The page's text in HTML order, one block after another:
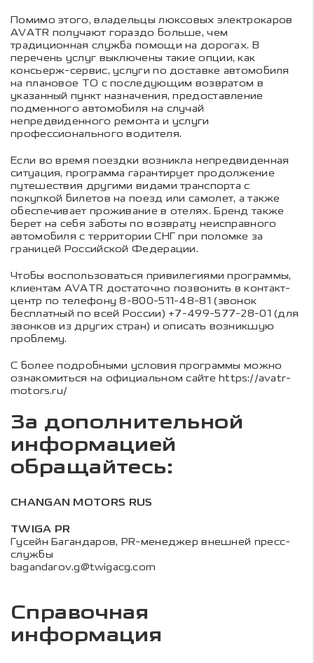
Помимо этого, владельцы люксовых электрокаров
AVATR получают гораздо больше, чем
традиционная служба помощи на дорогах. В
перечень услуг выключены такие опции, как
консьерж-сервис, услуги по доставке автомобиля
на плановое ТО с последующим возвратом в
указанный пункт назначения, предоставление
подменного автомобиля на случай
непредвиденного ремонта и услуги
профессионального водителя.
Если во время поездки возникла непредвиденная
ситуация, программа гарантирует продолжение
путешествия другими видами транспорта с
покупкой билетов на поезд или самолет, а также
обеспечивает проживание в отелях. Бренд также
берет на себя заботы по возврату неисправного
автомобиля с территории СНГ при поломке за
границей Российской Федерации.
Чтобы воспользоваться привилегиями программы,
клиентам AVATR достаточно позвонить в контакт-
центр по телефону 8-800-511-48-81 (звонок
бесплатный по всей России) +7-499-577-28-01 (для
звонков из других стран) и описать возникшую
проблему.
С более подробными условия программы можно
ознакомиться на официальном сайтеhttps://avatr-
motors.ru/
За дополнительной
информацией
обращайтесь:
CHANGAN MOTORS RUS
TWIGA PR
Гусейн Багандаров, PR-менеджер внешней пресс-
службы
bagandarov.g@twigacg.com
Справочная
информация